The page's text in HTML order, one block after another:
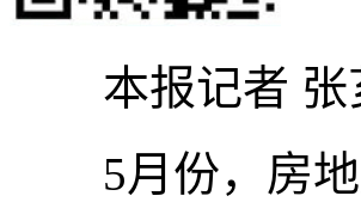
本报记者 张
5月份，房地